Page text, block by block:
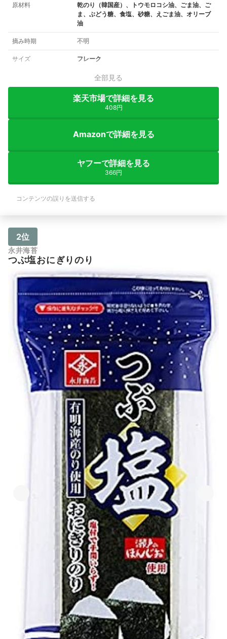
原材料
乾のり（韓国産）、トウモロコシ油、ごま油、ご
ま、ぶどう糖、食塩、砂糖、えごま油、オリーブ
油
摘み時期 不明
サイズ フレーク
全部見る
楽天市場で詳細を見る
408円
Amazonで詳細を見る
ヤフーで詳細を見る
366円
コンテンツの誤りを送信する
2位
永井海苔
つぶ塩おにぎりのり